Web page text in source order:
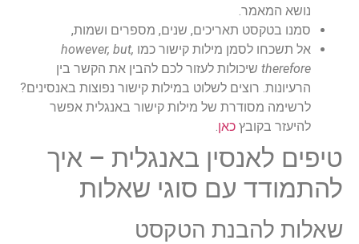
נושא המאמר.
סמנו בטקסט תאריכים, שנים, מספרים ושמות,
אל תשכחו לסמן מילות קישור כמו however, but,
therefore שיכולות לעזור לכם להבין את הקשר בין
הרעיונות. רוצים לשלוט במילות קישור נפוצות באנסינים?
לרשימה מסודרת של מילות קישור באנגלית אפשר
להיעזר בקובץ כאן
טיפים לאנסין באנגלית – איך
להתמודד עם סוגי שאלות
שאלות להבנת הטקסט